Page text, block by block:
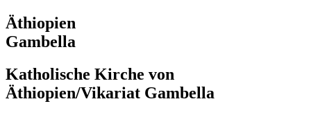
Äthiopien
Gambella
Katholische Kirche von
Äthiopien/Vikariat Gambella